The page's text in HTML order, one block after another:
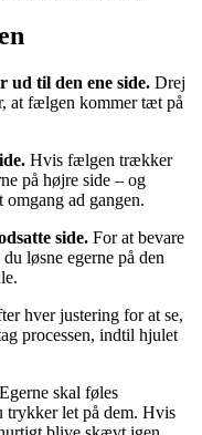
til den ene side. Drej
at fælgen kommer tæt på
Hvis fælgen trækker
på højre side – og
ad gangen.
side. For at bevare
løsne egerne på den
hver justering for at se,
processen, indtil hjulet
Egerne skal føles
trykker let på dem. Hvis